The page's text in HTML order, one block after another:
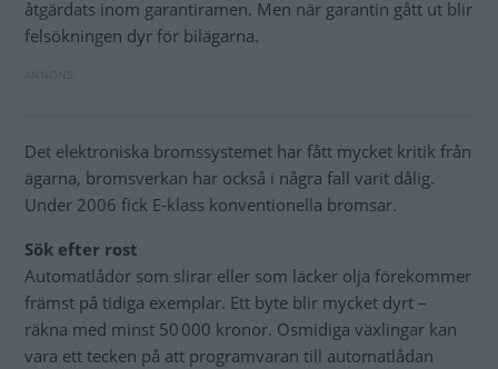
åtgärdats inom garantiramen. Men när garantin gått ut blir
felsökningen dyr för bilägarna.
Det elektroniska bromssystemet har fått mycket kritik från
ägarna, bromsverkan har också i några fall varit dålig.
Under 2006 fick E-klass konventionella bromsar.
Sök efter rost
Automatlådor som slirar eller som läcker olja förekommer
främst på tidiga exemplar. Ett byte blir mycket dyrt –
räkna med minst 50 000 kronor. Osmidiga växlingar kan
vara ett tecken på att programvaran till automatlådan